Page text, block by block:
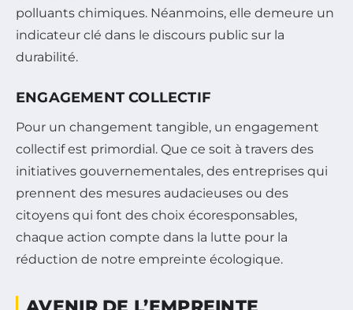
polluants chimiques. Néanmoins, elle demeure un
indicateur clé dans le discours public sur la
durabilité.
ENGAGEMENT COLLECTIF
Pour un changement tangible, un engagement
collectif est primordial. Que ce soit à travers des
initiatives gouvernementales, des entreprises qui
prennent des mesures audacieuses ou des
citoyens qui font des choix écoresponsables,
chaque action compte dans la lutte pour la
réduction de notre empreinte écologique.